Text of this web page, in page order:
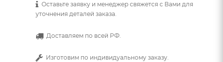
Оставьте заявку и менеджер свяжется с Вами для
уточнения деталей заказа.
Доставляем по всей РФ.
Изготовим по индивидуальному заказу.